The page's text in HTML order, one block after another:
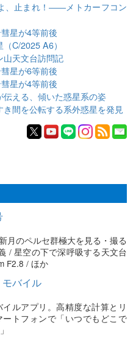
、止まれ！――メトカーフコン
星が4等前後
C/2025 A6）
山天文台訪問記
星が6等前後
星が4等前後
える、傾いた惑星系の姿
き間を公転する系外惑星を発見
月のペルセ群極大を見る・撮る
/ 星空の下で深呼吸する天文台
F2.8 / ほか
バイル
ルアプリ。高精度な計算とリ
トフォンで「いつでもどこで